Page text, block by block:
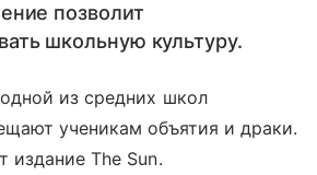
позволит
школьную культуру.
из средних школ
ученикам объятия и драки.
издание The Sun.